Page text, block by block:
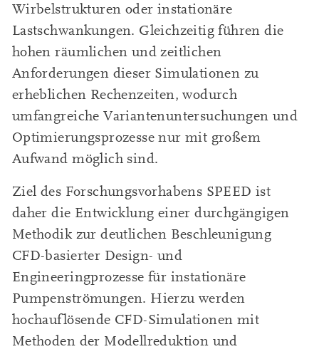
Wirbelstrukturen oder instationäre
Lastschwankungen. Gleichzeitig führen die
hohen räumlichen und zeitlichen
Anforderungen dieser Simulationen zu
erheblichen Rechenzeiten, wodurch
umfangreiche Variantenuntersuchungen und
Optimierungsprozesse nur mit großem
Aufwand möglich sind.
Ziel des Forschungsvorhabens SPEED ist
daher die Entwicklung einer durchgängigen
Methodik zur deutlichen Beschleunigung
CFD-basierter Design- und
Engineeringprozesse für instationäre
Pumpenströmungen. Hierzu werden
hochauflösende CFD-Simulationen mit
Methoden der Modellreduktion und